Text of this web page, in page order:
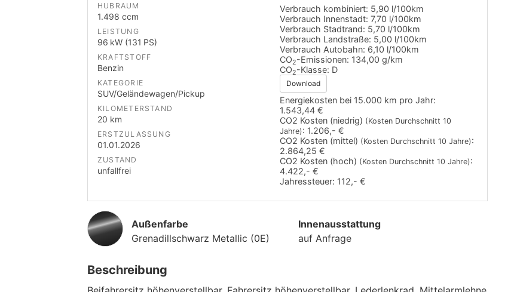
HUBRAUM
1.498 ccm
LEISTUNG
96 kW (131 PS)
KRAFTSTOFF
Benzin
KATEGORIE
SUV/Geländewagen/Pickup
KILOMETERSTAND
20 km
ERSTZULASSUNG
01.01.2026
ZUSTAND
unfallfrei
Verbrauch kombiniert: 5,90 l/100km
Verbrauch Innenstadt: 7,70 l/100km
Verbrauch Stadtrand: 5,70 l/100km
Verbrauch Landstraße: 5,00 l/100km
Verbrauch Autobahn: 6,10 l/100km
CO2-Emissionen: 134,00 g/km
CO2-Klasse: D
Download
Energiekosten bei 15.000 km pro Jahr:
1.543,44 €
CO2 Kosten (niedrig) (Kosten Durchschnitt 10
Jahre): 1.206,- €
CO2 Kosten (mittel) (Kosten Durchschnitt 10 Jahre):
2.864,25 €
CO2 Kosten (hoch) (Kosten Durchschnitt 10 Jahre):
4.422,- €
Jahressteuer: 112,- €
Außenfarbe
Grenadillschwarz Metallic (0E)
Innenausstattung
auf Anfrage
Beschreibung